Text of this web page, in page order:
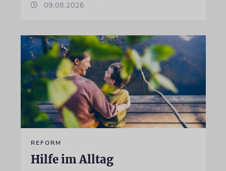
09.08.2026
REFORM
Hilfe im Alltag